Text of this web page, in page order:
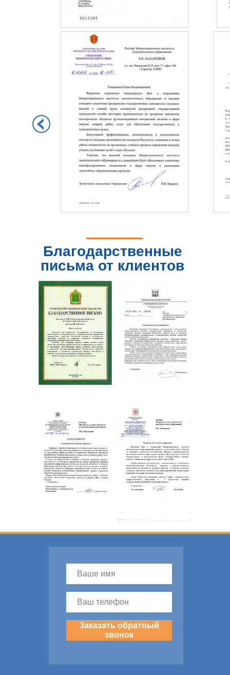
Благодарственные
письма от клиентов
Заказать обратный
звонок